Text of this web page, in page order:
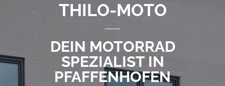
THILO-MOTO
DEIN MOTORRAD
SPEZIALIST IN
PFAFFENHOFEN